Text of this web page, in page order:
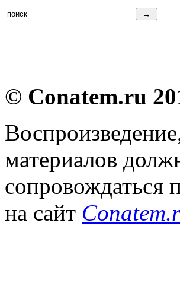
© Conatem.ru
материалов
сопровождаться
на сайт